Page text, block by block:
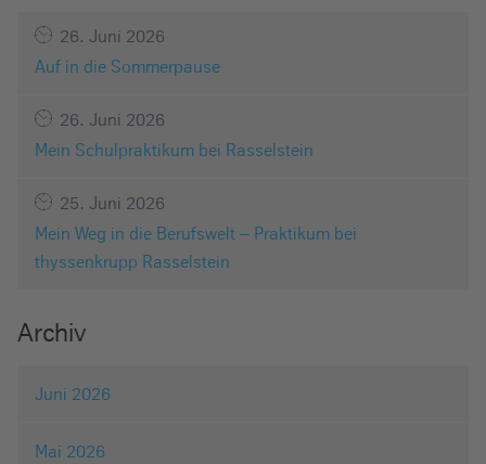
26. Juni 2026
Auf in die Sommerpause
26. Juni 2026
Mein Schulpraktikum bei Rasselstein
25. Juni 2026
Mein Weg in die Berufswelt – Praktikum bei
thyssenkrupp Rasselstein
Archiv
Juni 2026
Mai 2026